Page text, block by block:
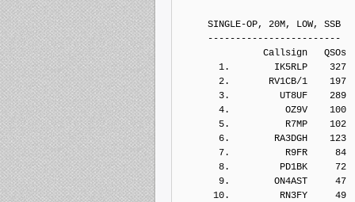
SINGLE-OP, 20M, LOW, SSB
------------------------
Callsign   QSOs  Points
1.        IK5RLP    327
2.       RV1CB/1    197
3.         UT8UF    289
4.          OZ9V    100
5.          R7MP    102
6.        RA3DGH    123
7.          R9FR     84
8.         PD1BK     72
9.        ON4AST     47
10.         RN3FY     49